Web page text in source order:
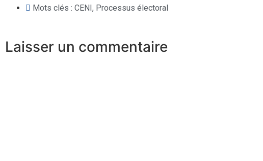
Mots clés : CENI, Processus électoral
Laisser un commentaire